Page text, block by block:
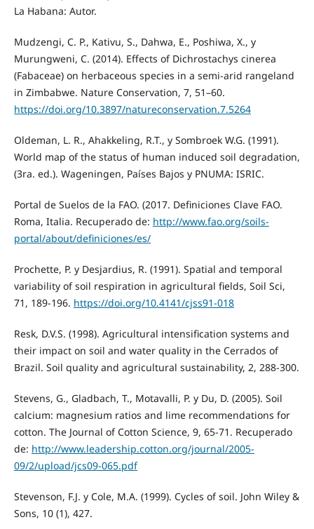
La Habana: Autor.
Mudzengi, C. P., Kativu, S., Dahwa, E., Poshiwa, X., y
Murungweni, C. (2014). Effects of Dichrostachys cinerea
(Fabaceae) on herbaceous species in a semi-arid rangeland
in Zimbabwe. Nature Conservation, 7, 51–60.
https://doi.org/10.3897/natureconservation.7.5264
Oldeman, L. R., Ahakkeling, R.T., y Sombroek W.G. (1991).
World map of the status of human induced soil degradation,
(3ra. ed.). Wageningen, Países Bajos y PNUMA: ISRIC.
Portal de Suelos de la FAO. (2017. Definiciones Clave FAO.
Roma, Italia. Recuperado de: http://www.fao.org/soils-
portal/about/definiciones/es/
Prochette, P. y Desjardius, R. (1991). Spatial and temporal
variability of soil respiration in agricultural fields, Soil Sci,
71, 189-196. https://doi.org/10.4141/cjss91-018
Resk, D.V.S. (1998). Agricultural intensification systems and
their impact on soil and water quality in the Cerrados of
Brazil. Soil quality and agricultural sustainability, 2, 288-300.
Stevens, G., Gladbach, T., Motavalli, P. y Du, D. (2005). Soil
calcium: magnesium ratios and lime recommendations for
cotton. The Journal of Cotton Science, 9, 65-71. Recuperado
de: http://www.leadership.cotton.org/journal/2005-
09/2/upload/jcs09-065.pdf
Stevenson, F.J. y Cole, M.A. (1999). Cycles of soil. John Wiley &
Sons, 10 (1), 427.